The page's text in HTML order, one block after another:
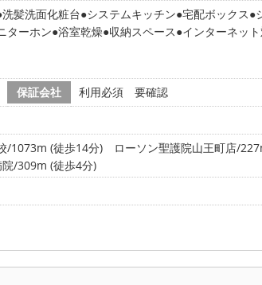
洗髪洗面化粧台 システムキッチン 宅配ボックス
ターホン 浴室乾燥 収納スペース インターネッ
保証会社
利用必須 要確認
/1073m (徒歩14分) ローソン聖護院山王町店/
/309m (徒歩4分)